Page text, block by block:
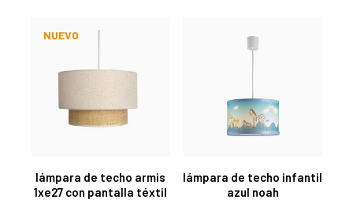
lámpara de techo armis
1xe27 con pantalla téxtil
NUEVO
lámpara de techo infantil
azul noah